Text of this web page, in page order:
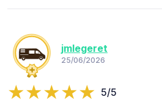
jmlegeret
25/06/2026
5/5